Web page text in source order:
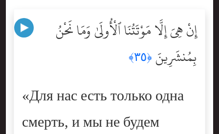
إِنْ هِىَ إِلَّا مَوْتَتُنَا ٱلْأُولَىٰ وَمَا نَحْنُ
بِمُنشَرِينَ ﴿٣٥﴾
«Для нас есть только одна
смерть, и мы не будем